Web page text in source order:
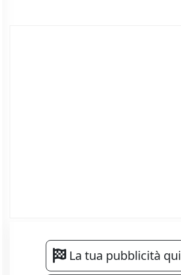
La tua pubblicità qui